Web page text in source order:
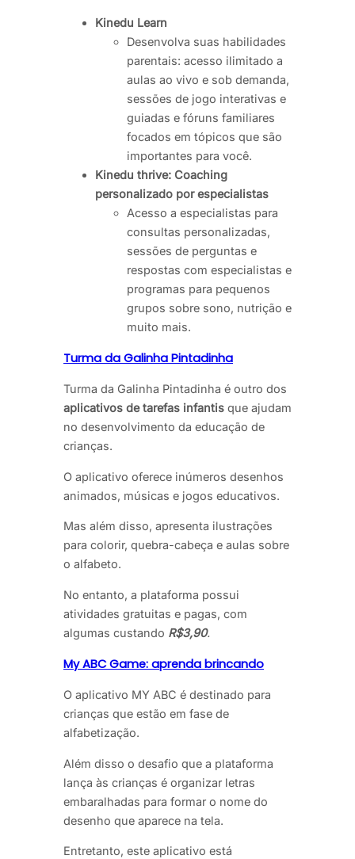
Kinedu Learn
Desenvolva suas habilidades
parentais: acesso ilimitado a
aulas ao vivo e sob demanda,
sessões de jogo interativas e
guiadas e fóruns familiares
focados em tópicos que são
importantes para você.
Kinedu thrive: Coaching
personalizado por especialistas
Acesso a especialistas para
consultas personalizadas,
sessões de perguntas e
respostas com especialistas e
programas para pequenos
grupos sobre sono, nutrição e
muito mais.
Turma da Galinha Pintadinha
Turma da Galinha Pintadinha é outro dos
aplicativos de tarefas infantis que ajudam
no desenvolvimento da educação de
crianças.
O aplicativo oferece inúmeros desenhos
animados, músicas e jogos educativos.
Mas além disso, apresenta ilustrações
para colorir, quebra-cabeça e aulas sobre
o alfabeto.
No entanto, a plataforma possui
atividades gratuitas e pagas, com
algumas custando R$3,90.
My ABC Game: aprenda brincando
O aplicativo MY ABC é destinado para
crianças que estão em fase de
alfabetização.
Além disso o desafio que a plataforma
lança às crianças é organizar letras
embaralhadas para formar o nome do
desenho que aparece na tela.
Entretanto, este aplicativo está